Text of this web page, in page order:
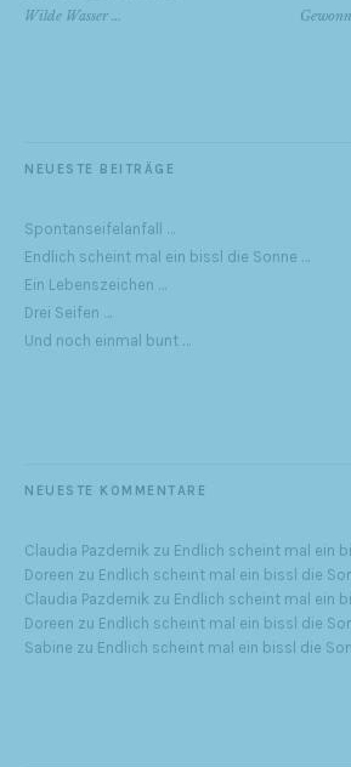
Wilde Wasser …
NEUESTE BEITRÄGE
Spontanseifelanfall …
Endlich scheint mal ein bissl die Sonne …
Ein Lebenszeichen …
Drei Seifen …
Und noch einmal bunt …
NEUESTE KOMMENTARE
Claudia Pazdernik zu Endlich scheint mal ein
Doreen zu Endlich scheint mal ein bissl die
Claudia Pazdernik zu Endlich scheint mal ein
Doreen zu Endlich scheint mal ein bissl die
Sabine zu Endlich scheint mal ein bissl die